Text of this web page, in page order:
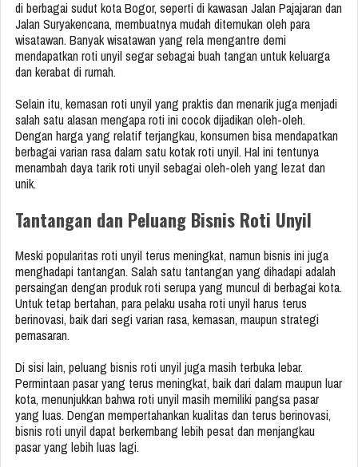
di berbagai sudut kota Bogor, seperti di kawasan Jalan Pajajaran dan
Jalan Suryakencana, membuatnya mudah ditemukan oleh para
wisatawan. Banyak wisatawan yang rela mengantre demi
mendapatkan roti unyil segar sebagai buah tangan untuk keluarga
dan kerabat di rumah.
Selain itu, kemasan roti unyil yang praktis dan menarik juga menjadi
salah satu alasan mengapa roti ini cocok dijadikan oleh-oleh.
Dengan harga yang relatif terjangkau, konsumen bisa mendapatkan
berbagai varian rasa dalam satu kotak roti unyil. Hal ini tentunya
menambah daya tarik roti unyil sebagai oleh-oleh yang lezat dan
unik.
Tantangan dan Peluang Bisnis Roti Unyil
Meski popularitas roti unyil terus meningkat, namun bisnis ini juga
menghadapi tantangan. Salah satu tantangan yang dihadapi adalah
persaingan dengan produk roti serupa yang muncul di berbagai kota.
Untuk tetap bertahan, para pelaku usaha roti unyil harus terus
berinovasi, baik dari segi varian rasa, kemasan, maupun strategi
pemasaran.
Di sisi lain, peluang bisnis roti unyil juga masih terbuka lebar.
Permintaan pasar yang terus meningkat, baik dari dalam maupun luar
kota, menunjukkan bahwa roti unyil masih memiliki pangsa pasar
yang luas. Dengan mempertahankan kualitas dan terus berinovasi,
bisnis roti unyil dapat berkembang lebih pesat dan menjangkau
pasar yang lebih luas lagi.